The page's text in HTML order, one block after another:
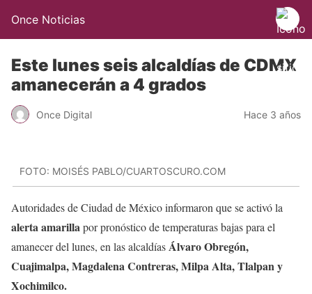
Once Noticias
Este lunes seis alcaldías de CDMX
amanecerán a 4 grados
Once Digital Hace 3 años
FOTO: MOISÉS PABLO/CUARTOSCURO.COM
Autoridades de Ciudad de México informaron que se activó la
alerta amarillapor pronóstico de temperaturas bajas para el
amanecer del lunes, en las alcaldíasÁlvaro Obregón,
Cuajimalpa, Magdalena Contreras, Milpa Alta, Tlalpan y
Xochimilco.